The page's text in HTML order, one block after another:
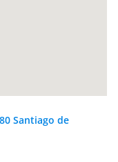
Santiago de